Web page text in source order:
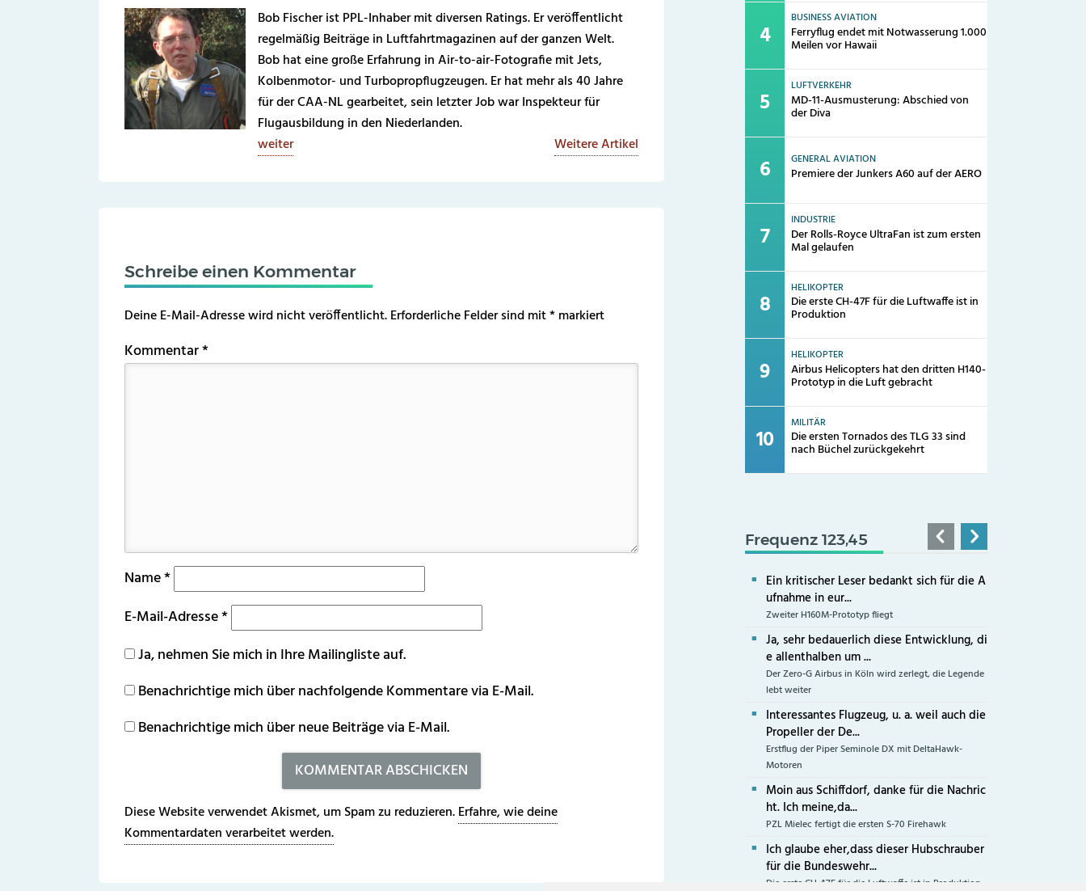
Bob Fischer ist PPL-Inhaber mit diversen Ratings. Er veröffentlicht
regelmäßig Beiträge in Luftfahrtmagazinen auf der ganzen Welt.
Bob hat eine große Erfahrung in Air-to-air-Fotografie mit Jets,
Kolbenmotor- und Turbopropflugzeugen. Er hat mehr als 40 Jahre
für der CAA-NL gearbeitet, sein letzter Job war Inspekteur für
Flugausbildung in den Niederlanden.
weiter
Weitere Artikel
Schreibe einen Kommentar
Deine E-Mail-Adresse wird nicht veröffentlicht.Erforderliche Felder sind mit*markiert
Kommentar*
Name*
E-Mail-Adresse*
Ja, nehmen Sie mich in Ihre Mailingliste auf.
Benachrichtige mich über nachfolgende Kommentare via E-Mail.
Benachrichtige mich über neue Beiträge via E-Mail.
Diese Website verwendet Akismet, um Spam zu reduzieren.Erfahre, wie deine
Kommentardaten verarbeitet werden.
BUSINESS AVIATION
Ferryflug endet mit Notwasserung 1.000
Meilen vor Hawaii
LUFTVERKEHR
MD-11-Ausmusterung: Abschied von
der Diva
GENERAL AVIATION
Premiere der Junkers A60 auf der AERO
INDUSTRIE
Der Rolls-Royce UltraFan ist zum ersten
Mal gelaufen
HELIKOPTER
Die erste CH-47F für die Luftwaffe ist in
Produktion
HELIKOPTER
Airbus Helicopters hat den dritten H140-
Prototyp in die Luft gebracht
MILITÄR
Die ersten Tornados des TLG 33 sind
nach Büchel zurückgekehrt
Frequenz 123,45
Ein kritischer Leser bedankt sich für die A
ufnahme in eur...
Zweiter H160M-Prototyp fliegt
Ja, sehr bedauerlich diese Entwicklung, di
e allenthalben um ...
Der Zero-G Airbus in Köln wird zerlegt, die Legende
lebt weiter
Interessantes Flugzeug, u. a. weil auch die
Propeller der De...
Erstflug der Piper Seminole DX mit DeltaHawk-
Motoren
Moin aus Schiffdorf, danke für die Nachric
ht. Ich meine,da...
PZL Mielec fertigt die ersten S-70 Firehawk
Ich glaube eher,dass dieser Hubschrauber
für die Bundeswehr...
Die erste CH-47F für die Luftwaffe ist in Produktion